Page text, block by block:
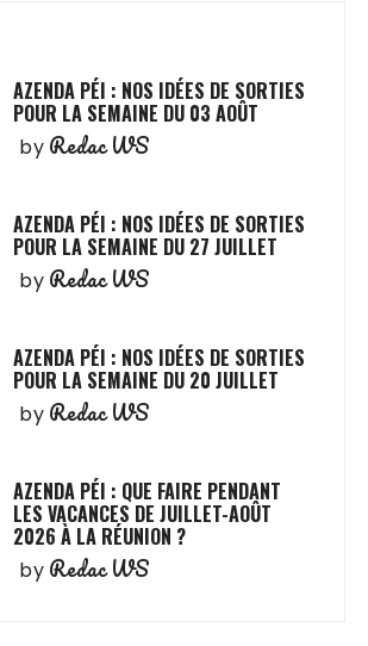
AZENDA PÉI : NOS IDÉES DE SORTIES
POUR LA SEMAINE DU 03 AOÛT
by Redac WS
AZENDA PÉI : NOS IDÉES DE SORTIES
POUR LA SEMAINE DU 27 JUILLET
by Redac WS
AZENDA PÉI : NOS IDÉES DE SORTIES
POUR LA SEMAINE DU 20 JUILLET
by Redac WS
AZENDA PÉI : QUE FAIRE PENDANT
LES VACANCES DE JUILLET-AOÛT
2026 À LA RÉUNION ?
by Redac WS